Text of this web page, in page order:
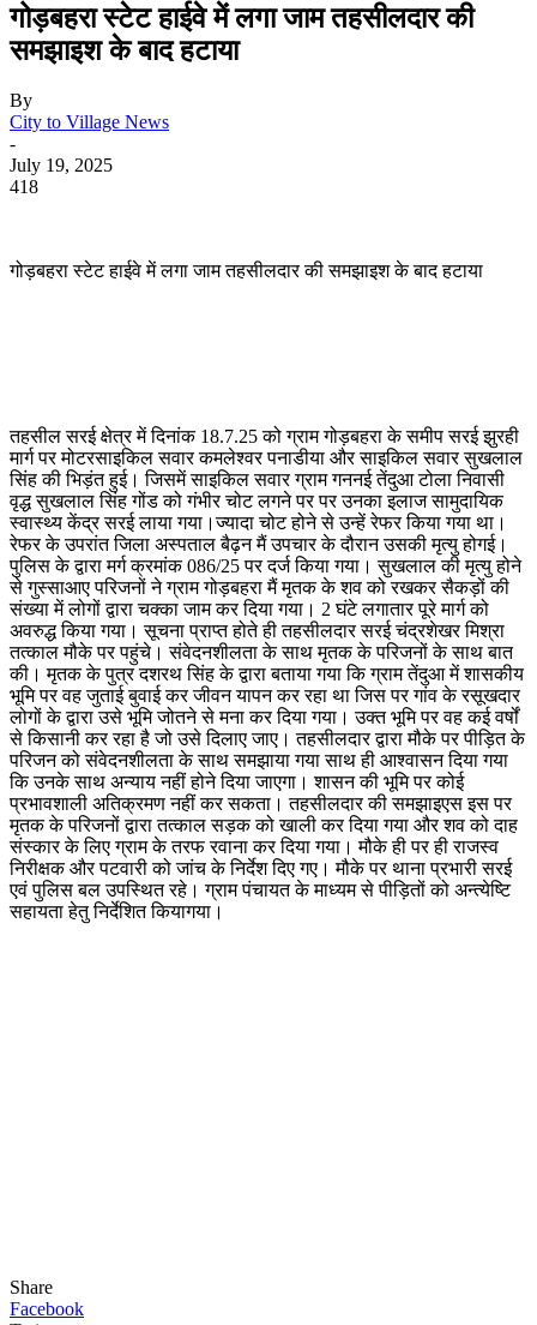
गोड़बहरा स्टेट हाईवे में लगा जाम तहसीलदार की
समझाइश के बाद हटाया
By
City to Village News
-
July 19, 2025
418
गोड़बहरा स्टेट हाईवे में लगा जाम तहसीलदार की समझाइश के बाद हटाया
तहसील सरई क्षेत्र में दिनांक 18.7.25 को ग्राम गोड़बहरा के समीप सरई झुरही
मार्ग पर मोटरसाइकिल सवार कमलेश्वर पनाडीया और साइकिल सवार सुखलाल
सिंह की भिड़ंत हुई। जिसमें साइकिल सवार ग्राम गननई तेंदुआ टोला निवासी
वृद्ध सुखलाल सिंह गोंड को गंभीर चोट लगने पर पर उनका इलाज सामुदायिक
स्वास्थ्य केंद्र सरई लाया गया।ज्यादा चोट होने से उन्हें रेफर किया गया था।
रेफर के उपरांत जिला अस्पताल बैढ़न मैं उपचार के दौरान उसकी मृत्यु होगई।
पुलिस के द्वारा मर्ग क्रमांक 086/25 पर दर्ज किया गया। सुखलाल की मृत्यु होने
से गुस्साआए परिजनों ने ग्राम गोड़बहरा मैं मृतक के शव को रखकर सैकड़ों की
संख्या में लोगों द्वारा चक्का जाम कर दिया गया। 2 घंटे लगातार पूरे मार्ग को
अवरुद्ध किया गया। सूचना प्राप्त होते ही तहसीलदार सरई चंद्रशेखर मिश्रा
तत्काल मौके पर पहुंचे। संवेदनशीलता के साथ मृतक के परिजनों के साथ बात
की। मृतक के पुत्र दशरथ सिंह के द्वारा बताया गया कि ग्राम तेंदुआ में शासकीय
भूमि पर वह जुताई बुवाई कर जीवन यापन कर रहा था जिस पर गांव के रसूखदार
लोगों के द्वारा उसे भूमि जोतने से मना कर दिया गया। उक्त भूमि पर वह कई वर्षों
से किसानी कर रहा है जो उसे दिलाए जाए। तहसीलदार द्वारा मौके पर पीड़ित के
परिजन को संवेदनशीलता के साथ समझाया गया साथ ही आश्वासन दिया गया
कि उनके साथ अन्याय नहीं होने दिया जाएगा। शासन की भूमि पर कोई
प्रभावशाली अतिक्रमण नहीं कर सकता। तहसीलदार की समझाइएस इस पर
मृतक के परिजनों द्वारा तत्काल सड़क को खाली कर दिया गया और शव को दाह
संस्कार के लिए ग्राम के तरफ रवाना कर दिया गया। मौके ही पर ही राजस्व
निरीक्षक और पटवारी को जांच के निर्देश दिए गए। मौके पर थाना प्रभारी सरई
एवं पुलिस बल उपस्थित रहे। ग्राम पंचायत के माध्यम से पीड़ितों को अन्त्येष्टि
सहायता हेतु निर्देशित कियागया।
Share
Facebook